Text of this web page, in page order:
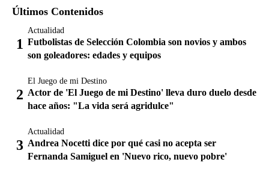
Últimos Contenidos
Actualidad
Futbolistas de Selección Colombia son novios y ambos
son goleadores: edades y equipos
El Juego de mi Destino
Actor de 'El Juego de mi Destino' lleva duro duelo desde
hace años: "La vida será agridulce"
Actualidad
Andrea Nocetti dice por qué casi no acepta ser
Fernanda Samiguel en 'Nuevo rico, nuevo pobre'